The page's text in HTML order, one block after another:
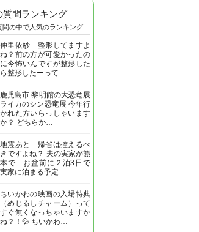
質問ランキング
問の中で人気のランキング
仲里依紗 整形してますよ
ね？前の方が可愛かったの
に今怖いんですが整形した
ら整形したーって…
鹿児島市 黎明館の大恐竜展
ライカのシン恐竜展 今年行
かれた方いらっしゃいます
か？ どちらか…
地震あと 帰省は控えるべ
きですよね？ 夫の実家が熊
本で お盆前に２泊3日で
実家に泊まる予定…
ちいかわの映画の入場特典
（めじるしチャーム）って
すぐ無くなっちゃいますか
ね？！💦 ちいかわ…